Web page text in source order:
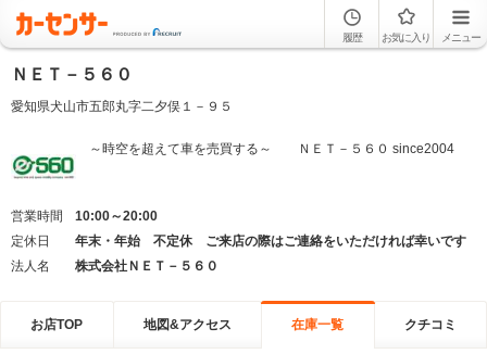
履歴 お気に入り メニュー
ＮＥＴ－５６０
愛知県犬山市五郎丸字二夕俣１－９５
～時空を超えて車を売買する～ ＮＥＴ－５６０ since2004
営業時間
10:00～20:00
定休日
年末・年始 不定休 ご来店の際はご連絡をいただければ幸いです
法人名
株式会社ＮＥＴ－５６０
お店TOP 地図&アクセス 在庫一覧 クチコミ